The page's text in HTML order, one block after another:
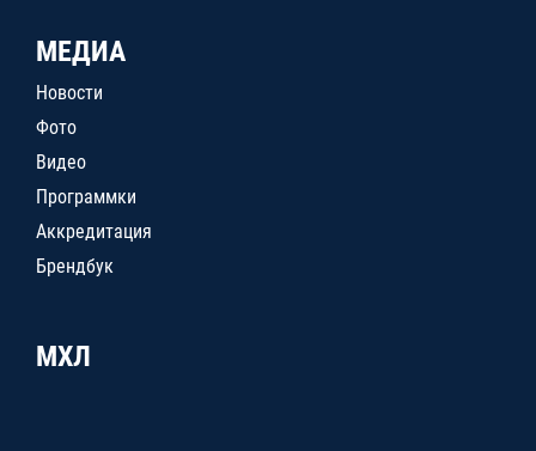
МЕДИА
Новости
Фото
Видео
Программки
Аккредитация
Брендбук
МХЛ